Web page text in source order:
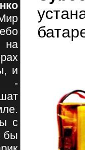
на
и
-
с
бы